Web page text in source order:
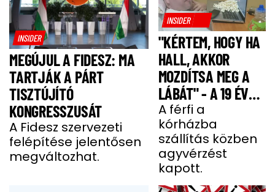
INSIDER
MEGÚJUL A FIDESZ: MA
TARTJÁK A PÁRT
TISZTÚJÍTÓ
KONGRESSZUSÁT
A Fidesz szervezeti
felépítése jelentősen
megváltozhat.
INSIDER
"KÉRTEM, HOGY HA
HALL, AKKOR
MOZDÍTSA MEG A
LÁBÁT" - A 19 ÉVES
BENCE HÓNAPOKIG
KÓMÁBAN FEKÜDT
A BALESETE UTÁN
A férfi a
kórházba
szállítás közben
agyvérzést
kapott.